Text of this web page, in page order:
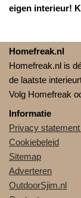
eigen interieur!
Homefreak.nl
Homefreak.nl is
de laatste
Volg Homefreak
Informatie
Privacy
Cookiebeleid
Sitemap
Adverteren
OutdoorSjim.nl